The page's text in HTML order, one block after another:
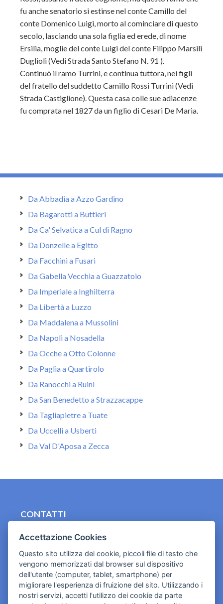
fu anche senatorio si estinse nel conte Camillo del
conte Domenico Luigi, morto al cominciare di questo
secolo, lasciando una sola figlia ed erede, di nome
Ersilia, moglie del conte Luigi del conte Filippo Marsili
Duglioli (Vedi Strada Santo Stefano N. 91 ).
Continuò il ramo Turrini, e continua tuttora, nei figli
del fratello del suddetto Camillo Rossi Turrini (Vedi
Strada Castiglione). Questa casa colle sue adiacenze
fu comprata nel 1827 da un figlio di Cesari De Maria.
Da Abbadia a Azzo Gardino
Da Bagarotti a Buttieri
Da Ca' Selvatica a Cul di Ragno
Da Donzelle a Egitto
Da Facchini a Fusari
Da Gabella Vecchia a Guazzatoio
Da Imperiale a Inghilterra
Da Libertà a Luzzo
Da Maddalena a Mussolini
Da Napoli a Nosadella
Da Ocche a Otto Colonne
Da Paglia a Quartirolo
Da Ranocchi a Ruini
Da San Benedetto a Strazzacappe
Da Tagliapietre a Tuate
Da Uccelli a Usberti
Da Val D'Aposa a Zecca
CONTATTI
Cookies e informativa privacy
Accettazione Cookies
Questo sito utilizza dei cookie, piccoli file di testo che
vengono memorizzati dal browser sul dispositivo
dell'utente (computer, tablet, smartphone) per
migliorare l'esperienza di fruizione del sito. Utilizzando i
nostri servizi, accetti l'utilizzo dei cookie da parte